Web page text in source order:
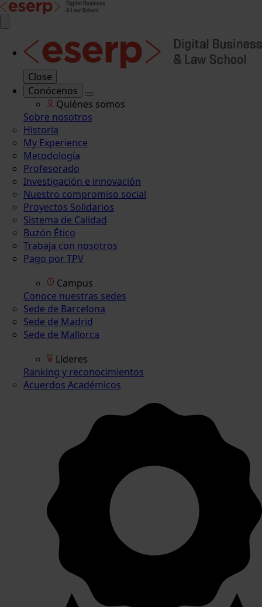
Close
Conócenos
Quiénes somos
Sobre nosotros
Historia
My Experience
Metodología
Profesorado
Investigación e innovación
Nuestro compromiso social
Proyectos Solidarios
Sistema de Calidad
Buzón Ético
Trabaja con nosotros
Pago por TPV
Campus
Conoce nuestras sedes
Sede de Barcelona
Sede de Madrid
Sede de Mallorca
Líderes
Ranking y reconocimientos
Acuerdos Académicos